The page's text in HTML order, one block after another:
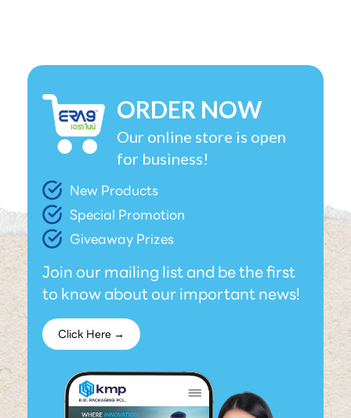
ORDER NOW
Our online store is open
for business!
New Products
Special Promotion
Giveaway Prizes
Join our mailing list and be the first
to know about our important news!
Click Here →